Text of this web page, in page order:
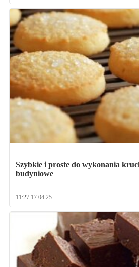
Szybkie i proste do wykonania
budyniowe
11:27 17.04.25